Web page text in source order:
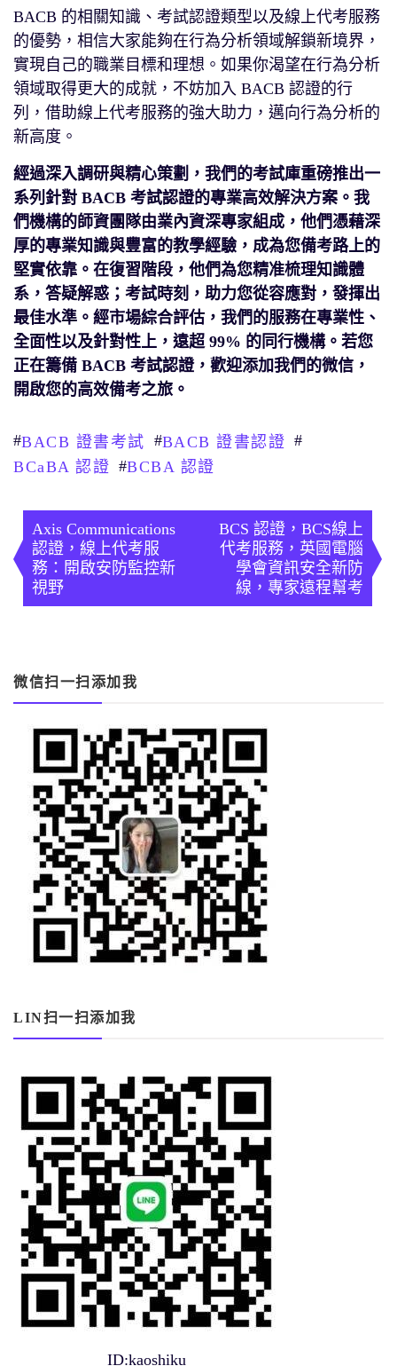
BACB 的相關知識、考試認證類型以及線上代考服務
的優勢，相信大家能夠在行為分析領域解鎖新境界，
實現自己的職業目標和理想。如果你渴望在行為分析
領域取得更大的成就，不妨加入 BACB 認證的行
列，借助線上代考服務的強大助力，邁向行為分析的
新高度。
經過深入調研與精心策劃，我們的考試庫重磅推出一
系列針對 BACB 考試認證的專業高效解決方案。我
們機構的師資團隊由業內資深專家組成，他們憑藉深
厚的專業知識與豐富的教學經驗，成為您備考路上的
堅實依靠。在復習階段，他們為您精准梳理知識體
系，答疑解惑；考試時刻，助力您從容應對，發揮出
最佳水準。經市場綜合評估，我們的服務在專業性、
全面性以及針對性上，遠超 99% 的同行機構。若您
正在籌備 BACB 考試認證，歡迎添加我們的微信，
開啟您的高效備考之旅。
#BACB 證書考試 #BACB 證書認證 #
BCaBA 認證 #BCBA 認證
章
導
覽
Axis Communications
認證，線上代考服
務：開啟安防監控新
視野
BCS 認證，BCS線上
代考服務，英國電腦
學會資訊安全新防
線，專家遠程幫考
微信扫一扫添加我
LIN扫一扫添加我
ID:kaoshiku